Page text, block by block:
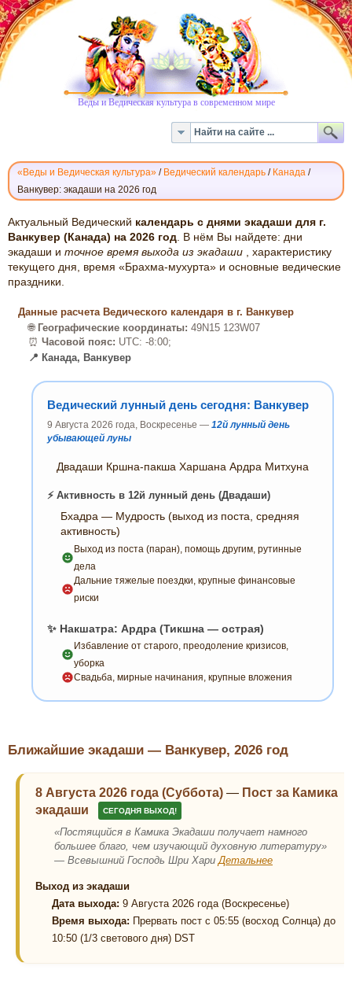
Веды и Ведическая культура в современном мире
«Веды и Ведическая культура» / Ведический календарь / Канада /
Ванкувер: экадаши на 2026 год
ВЕДИЧЕСКИЙ
КАЛЕНДАРЬ
ЭКАДАШИ:
ВАНКУВЕР,
2026
Актуальный Ведический календарь с днями экадаши для г.
Ванкувер (Канада) на 2026 год . В нём Вы найдете: дни
экадаши и точное время выхода из экадаши
, характеристику
текущего дня, время «Брахма-мухурта» и основные ведические
праздники.
Данные расчета Ведического календаря в г. Ванкувер
🌐 Географические координаты: 49N15 123W07
⏰ Часовой пояс: UTC: -8:00;
📍 Канада, Ванкувер
Ведический лунный день сегодня: Ванкувер
9 Августа 2026 года, Воскресенье — 12й лунный день
убывающей луны
Двадаши Кршна-пакша Харшана Ардра Митхуна
⚡ Активность в 12й лунный день (Двадаши)
Бхадра — Мудрость (выход из поста, средняя
активность)
Выход из поста (паран), помощь другим, рутинные
дела
Дальние тяжелые поездки, крупные финансовые
риски
✨ Накшатра: Ардра (Тикшна — острая)
Избавление от старого, преодоление кризисов,
уборка
Свадьба, мирные начинания, крупные вложения
Ближайшие экадаши — Ванкувер, 2026 год
8 Августа 2026 года (Суббота) — Пост за Камика
экадаши
СЕГОДНЯ ВЫХОД!
«Постящийся в Камика Экадаши получает намного
большее благо, чем изучающий духовную литературу»
— Всевышний Господь Шри ХариДетальнее
Выход из экадаши
Дата выхода: 9 Августа 2026 года (Воскресенье)
Время выхода: Прервать пост с 05:55 (восход Солнца) до
10:50 (1/3 светового дня) DST